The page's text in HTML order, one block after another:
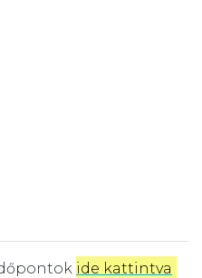
ide kattintva